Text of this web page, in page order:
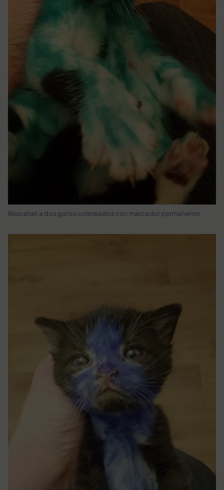
Rescatan a dos gatos coloreados con marcador permanente